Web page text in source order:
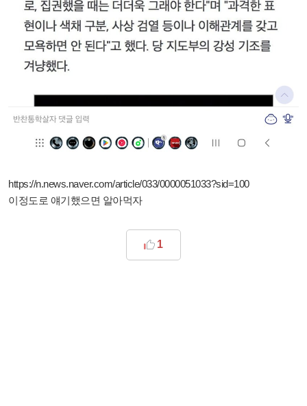
https://n.news.naver.com/article/033/0000051033?sid=100
이정도로 얘기했으면 알아먹자
1